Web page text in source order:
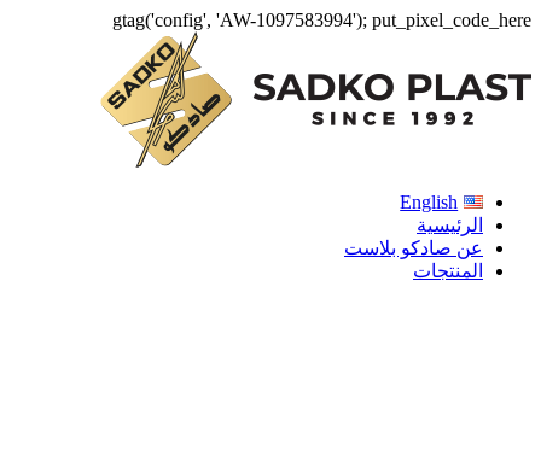
gtag('config', 'AW-1097583994'); put_pixel_code_here
English
الرئيسية
عن صادكو بلاست
المنتجات